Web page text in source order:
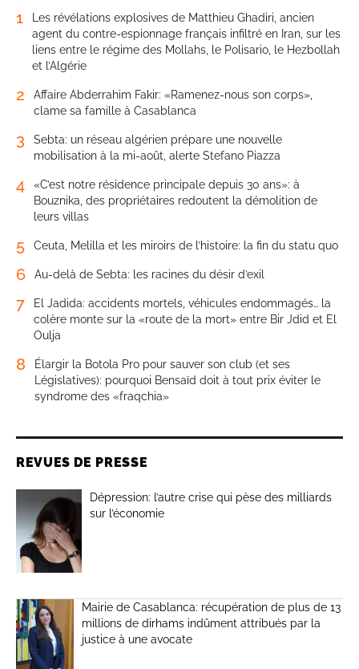
1
Les révélations explosives de Matthieu Ghadiri, ancien
agent du contre-espionnage français infiltré en Iran, sur les
liens entre le régime des Mollahs, le Polisario, le Hezbollah
et l’Algérie
2
Affaire Abderrahim Fakir: «Ramenez-nous son corps»,
clame sa famille à Casablanca
3
Sebta: un réseau algérien prépare une nouvelle
mobilisation à la mi-août, alerte Stefano Piazza
4
«C’est notre résidence principale depuis 30 ans»: à
Bouznika, des propriétaires redoutent la démolition de
leurs villas
5 Ceuta, Melilla et les miroirs de l’histoire: la fin du statu quo
6 Au-delà de Sebta: les racines du désir d’exil
7
El Jadida: accidents mortels, véhicules endommagés… la
colère monte sur la «route de la mort» entre Bir Jdid et El
Oulja
8
Élargir la Botola Pro pour sauver son club (et ses
Législatives): pourquoi Bensaïd doit à tout prix éviter le
syndrome des «fraqchia»
REVUES DE PRESSE
Dépression: l’autre crise qui pèse des milliards
sur l’économie
Mairie de Casablanca: récupération de plus de 13
millions de dirhams indûment attribués par la
justice à une avocate